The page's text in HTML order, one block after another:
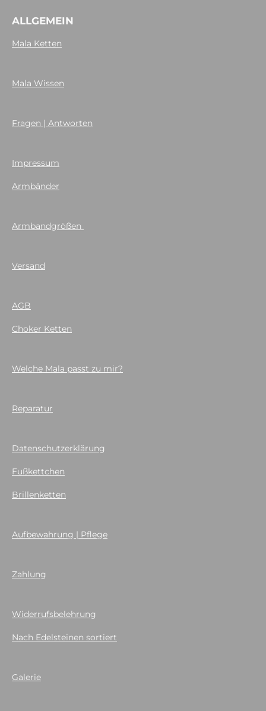
ALLGEMEIN
Mala Ketten
Mala Wissen
Fragen | Antworten
Impressum
Armbänder
Armbandgrößen
Versand
AGB
Choker Ketten
Welche Mala passt zu mir?
Reparatur
Datenschutzerklärung
Fußkettchen
Brillenketten
Aufbewahrung | Pflege
Zahlung
Widerrufsbelehrung
Nach Edelsteinen sortiert
Galerie